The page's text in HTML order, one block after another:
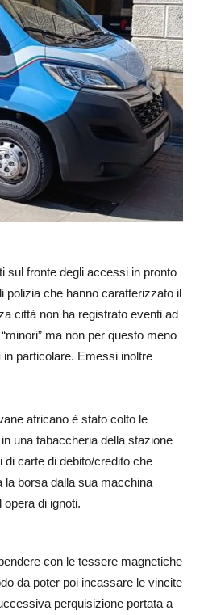
sul fronte degli accessi in pronto
polizia che hanno caratterizzato il
città non ha registrato eventi ad
ma non per questo meno
in particolare. Emessi inoltre
africano è stato colto le
una tabaccheria della stazione
carte di debito/credito che
la borsa dalla sua macchina
di ignoti.
con le tessere magnetiche
da poter poi incassare le vincite
perquisizione portata a